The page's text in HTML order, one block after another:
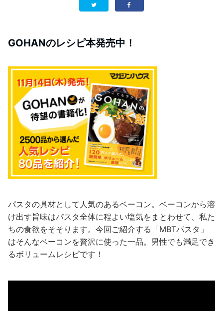
GOHANのレシピ本発売中！
パスタの具材として人気のあるベーコン。ベーコンから溶
け出す旨味はパスタ全体に程よい塩気をまとわせて、私た
ちの食欲をそそります。今回ご紹介する「MBTパスタ」
はそんなベーコンを贅沢に使った一品。男性でも満足でき
るボリュームレシピです！